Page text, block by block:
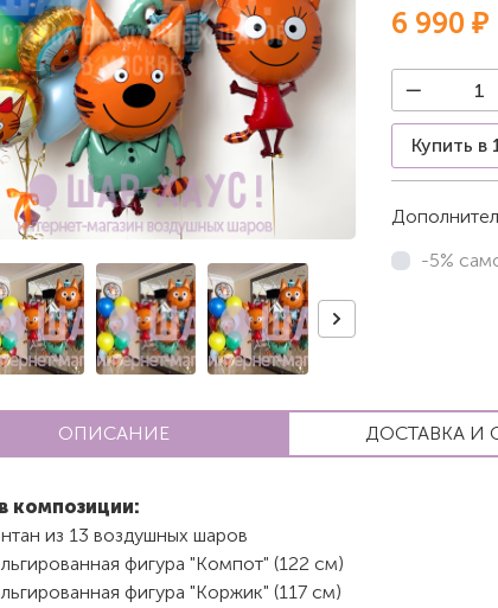
6 990 ₽
Купить в
-5%
ОПИСАНИЕ ДОСТАВКА И
композиции:
из 13 воздушных шаров
фигура "Компот" (122 см)
фигура "Коржик" (117 см)